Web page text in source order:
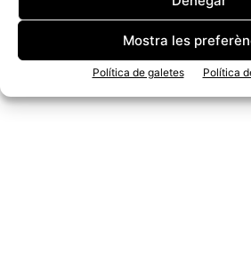
Mostra les
Política de galetes Política